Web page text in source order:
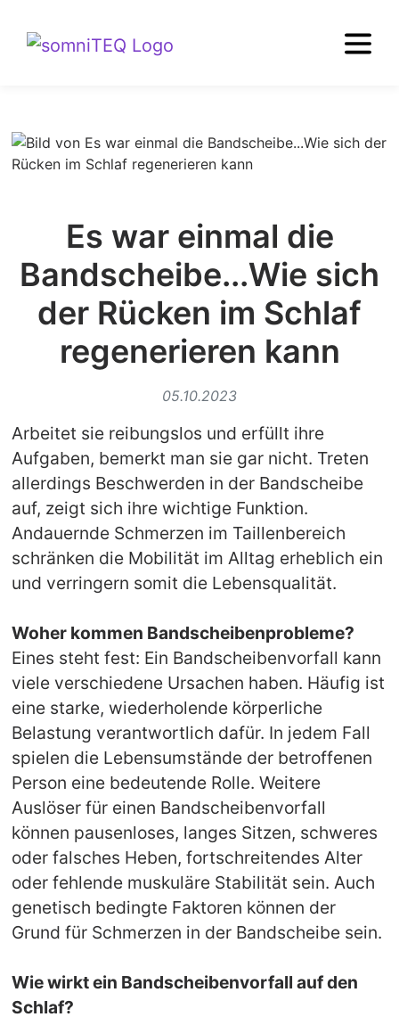
Es war einmal die
Bandscheibe...Wie sich
der Rücken im Schlaf
regenerieren kann
05.10.2023
Arbeitet sie reibungslos und erfüllt ihre
Aufgaben, bemerkt man sie gar nicht. Treten
allerdings Beschwerden in der Bandscheibe
auf, zeigt sich ihre wichtige Funktion.
Andauernde Schmerzen im Taillenbereich
schränken die Mobilität im Alltag erheblich ein
und verringern somit die Lebensqualität.
Woher kommen Bandscheibenprobleme?
Eines steht fest: Ein Bandscheibenvorfall kann
viele verschiedene Ursachen haben. Häufig ist
eine starke, wiederholende körperliche
Belastung verantwortlich dafür. In jedem Fall
spielen die Lebensumstände der betroffenen
Person eine bedeutende Rolle. Weitere
Auslöser für einen Bandscheibenvorfall
können pausenloses, langes Sitzen, schweres
oder falsches Heben, fortschreitendes Alter
oder fehlende muskuläre Stabilität sein. Auch
genetisch bedingte Faktoren können der
Grund für Schmerzen in der Bandscheibe sein.
Wie wirkt ein Bandscheibenvorfall auf den
Schlaf?